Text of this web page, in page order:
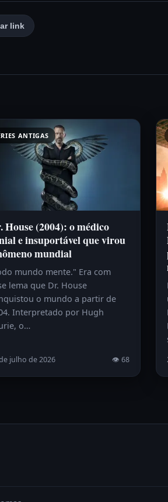
link
ANTIGAS
House (2004): o médico
e insuportável que virou
mundial
mundo mente." Era com
lema que Dr. House
o mundo a partir de
Interpretado por Hugh
o…
julho de 2026 👁 68